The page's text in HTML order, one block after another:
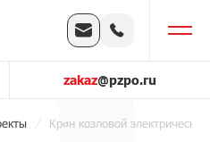
zakaz@pzpo.ru
Кран козловой